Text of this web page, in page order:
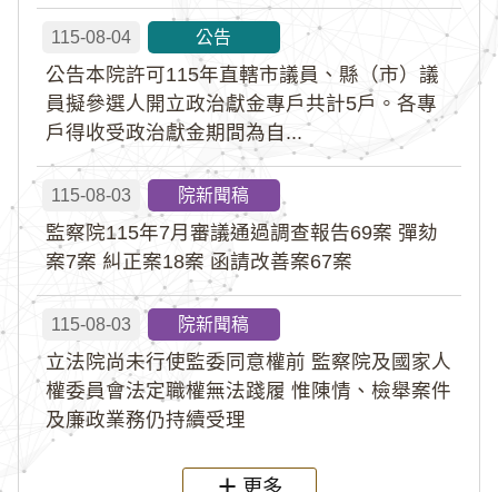
115-08-04 公告
公告本院許可115年直轄市議員、縣（市）議
員擬參選人開立政治獻金專戶共計5戶。各專
戶得收受政治獻金期間為自...
115-08-03 院新聞稿
監察院115年7月審議通過調查報告69案 彈劾
案7案 糾正案18案 函請改善案67案
115-08-03 院新聞稿
立法院尚未行使監委同意權前 監察院及國家人
權委員會法定職權無法踐履 惟陳情、檢舉案件
及廉政業務仍持續受理
更多